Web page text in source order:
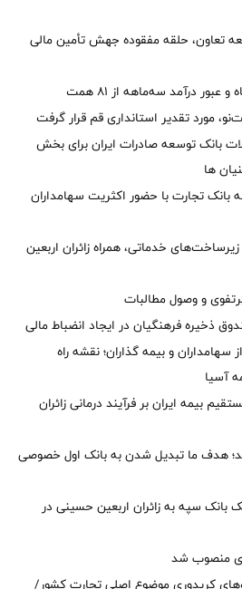
تعاون، حلقه مفقوده جهش تأمین مالی
مورد تقدیر استانداری قم قرار گرفت
تسهیلات بانک توسعه صادرات ایران برای بخش
ها
بانک تجارت با حضور اکثریت سهامداران
خدماتی، همراه زائران اربعین
و وصول مطالبات
ذخیره فرهنگیان در ایجاد انضباط مالی
و بیمه گذاران؛ نقشه راه
آسیا
بیمه ایران بر فرآیند درمانی زائران
هدف ما تبدیل شدن به بانک اول خصوصی
سپه به زائران اربعین حسینی در
منصوب شد
کریدوری موضوع اصلی تجارت کشور/